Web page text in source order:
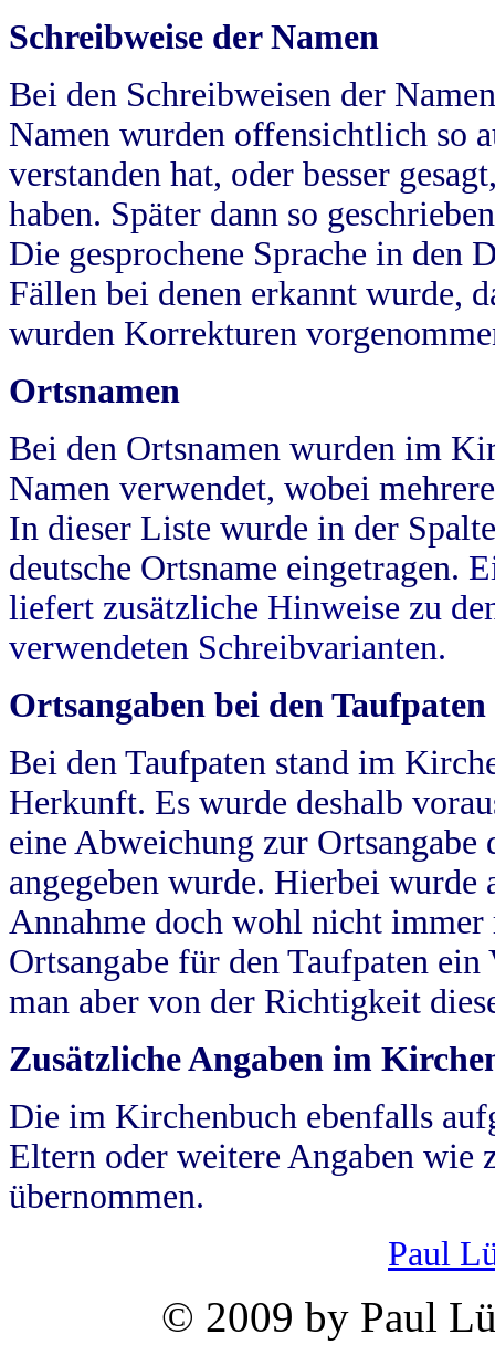
Schreibweise der Namen
Bei den Schreibweisen der
Namen wurden offensichtlich so
verstanden hat, oder besser
haben. Später dann so
Die gesprochene Sprache in
Fällen bei denen erkannt wurde,
wurden Korrekturen
Ortsnamen
Bei den Ortsnamen wurden im
Namen verwendet, wobei
In dieser Liste wurde in der
deutsche Ortsname eingetragen.
liefert zusätzliche Hinweise zu
verwendeten Schreibvarianten.
Ortsangaben bei den Taufpaten
Bei den Taufpaten stand im
Herkunft. Es wurde deshalb
eine Abweichung zur
angegeben wurde. Hierbei wurde
Annahme doch wohl nicht
Ortsangabe für den Taufpaten
man aber von der Richtigkeit
Zusätzliche Angaben im
Die im Kirchenbuch ebenfalls
Eltern oder weitere Angaben wie
übernommen.
Paul
© 2009 by Paul